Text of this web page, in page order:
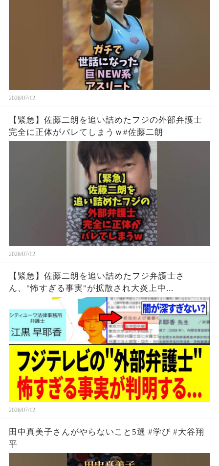
2026/07/12
【緊急】佐藤二朗を追い詰めたフジの外部弁護士
完全に正体がバレてしまうｗ#佐藤二朗
2026/07/12
【緊急】佐藤二朗を追い詰めたフジ弁護士さ
ん、"怖すぎる事実"が拡散され大炎上中...
2026/07/12
田中真美子さんがやらないこと5選 #学び #大谷翔
平